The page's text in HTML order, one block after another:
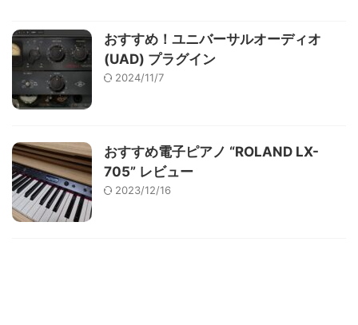
おすすめ！ユニバーサルオーディオ
(UAD) プラグイン
2024/11/7
おすすめ電子ピアノ “ROLAND LX-
705” レビュー
2023/12/16